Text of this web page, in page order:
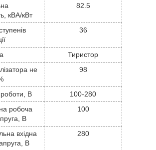
кВА/кВт
82.5
36
Тиристор
не
98
В
100-280
робоча
В
100
вхідна
В
280